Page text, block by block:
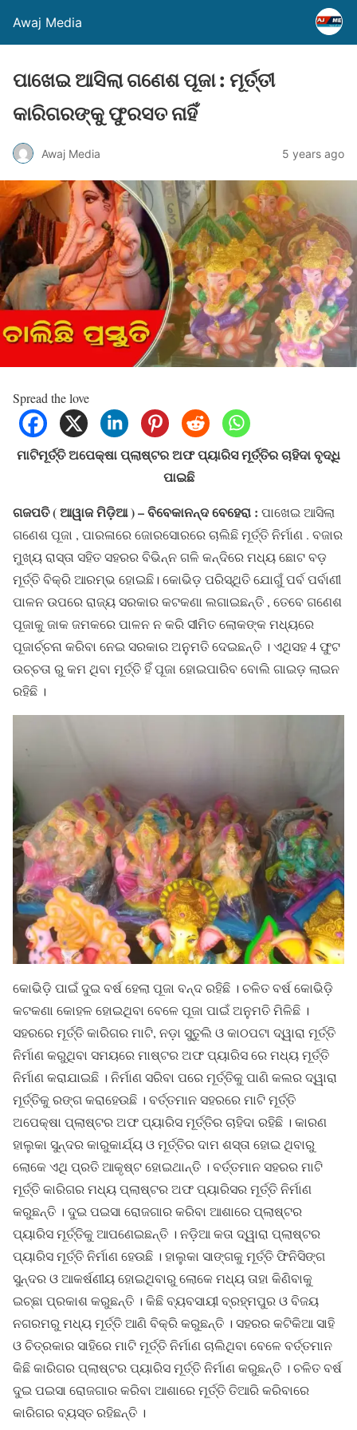
Awaj Media
ପାଖେଇ ଆସିଲା ଗଣେଶ ପୂଜା : ମୂର୍ତ୍ତୀ
କାରିଗରଙ୍କୁ ଫୁରସତ ନାହିଁ
Awaj Media 5 years ago
Spread the love
ମାଟିମୂର୍ତ୍ତି ଅପେକ୍ଷା ପ୍ଲାଷ୍ଟର ଅଫ ପ୍ୟାରିସ ମୂର୍ତ୍ତିର ଚାହିଦା ବୃଦ୍ଧି
ପାଇଛି
ଗଜପତି ( ଆୱାଜ ମିଡ଼ିଆ ) – ବିବେକାନନ୍ଦ ବେହେରା : ପାଖେଇ ଆସିଲା
ଗଣେଶ ପୂଜା , ପାରଳାରେ ଜୋରସୋରରେ ଚାଲିଛି ମୂର୍ତ୍ତି ନିର୍ମାଣ . ବଜାର
ମୁଖ୍ୟ ରାସ୍ତା ସହିତ ସହରର ବିଭିନ୍ନ ଗଳି କନ୍ଦିରେ ମଧ୍ୟ ଛୋଟ ବଡ଼
ମୂର୍ତ୍ତି ବିକ୍ରି ଆରମ୍ଭ ହୋଇଛି। କୋଭିଡ଼ ପରିସ୍ଥିତି ଯୋଗୁଁ ପର୍ବ ପର୍ବାଣୀ
ପାଳନ ଉପରେ ରାଜ୍ୟ ସରକାର କଟକଣା ଲଗାଇଛନ୍ତି , ତେବେ ଗଣେଶ
ପୂଜାକୁ ଜାକ ଜମକରେ ପାଳନ ନ କରି ସୀମିତ ଲୋକଙ୍କ ମଧ୍ୟରେ
ପୂଜାର୍ଚ୍ଚନା କରିବା ନେଇ ସରକାର ଅନୁମତି ଦେଇଛନ୍ତି । ଏଥିସହ 4 ଫୁଟ
ଉଚ୍ଚତା ରୁ କମ ଥିବା ମୂର୍ତ୍ତି ହିଁ ପୂଜା ହୋଇପାରିବ ବୋଲି ଗାଇଡ଼ ଲାଇନ
ରହିଛି ।
କୋଭିଡ଼ି ପାଇଁ ଦୁଇ ବର୍ଷ ହେଲା ପୂଜା ବନ୍ଦ ରହିଛି । ଚଳିତ ବର୍ଷ କୋଭିଡ଼ି
କଟକଣା କୋହଳ ହୋଇଥିବା ବେଳେ ପୂଜା ପାଇଁ ଅନୁମତି ମିଳିଛି ।
ସହରରେ ମୂର୍ତ୍ତି କାରିଗର ମାଟି, ନଡ଼ା ସୁତୁଲି ଓ କାଠପଟା ଦ୍ୱାରା ମୂର୍ତ୍ତି
ନିର୍ମାଣ କରୁଥିବା ସମୟରେ ମାଷ୍ଟର ଅଫ ପ୍ୟାରିସ ରେ ମଧ୍ୟ ମୂର୍ତ୍ତି
ନିର୍ମାଣ କରାଯାଇଛି । ନିର୍ମାଣ ସରିବା ପରେ ମୂର୍ତ୍ତିକୁ ପାଣି କଲର ଦ୍ୱାରା
ମୂର୍ତ୍ତିକୁ ରଙ୍ଗ କରାହେଉଛି । ବର୍ତ୍ତମାନ ସହରରେ ମାଟି ମୂର୍ତ୍ତି
ଅପେକ୍ଷା ପ୍ଲାଷ୍ଟର ଅଫ ପ୍ୟାରିସ ମୂର୍ତ୍ତିର ଚାହିଦା ରହିଛି । କାରଣ
ହାଲୁକା ସୁନ୍ଦର କାରୁକାର୍ଯ୍ୟ ଓ ମୂର୍ତ୍ତିର ଦାମ ଶସ୍ତା ହୋଇ ଥିବାରୁ
ଲୋକେ ଏଥି ପ୍ରତି ଆକୃଷ୍ଟ ହୋଇଥାନ୍ତି । ବର୍ତ୍ତମାନ ସହରର ମାଟି
ମୂର୍ତ୍ତି କାରିଗର ମଧ୍ୟ ପ୍ଲାଷ୍ଟର ଅଫ ପ୍ୟାରିସର ମୂର୍ତ୍ତି ନିର୍ମାଣ
କରୁଛନ୍ତି । ଦୁଇ ପଇସା ରୋଜଗାର କରିବା ଆଶାରେ ପ୍ଲାଷ୍ଟର
ପ୍ୟାରିସ ମୂର୍ତ୍ତିକୁ ଆପଣେଇଛନ୍ତି । ନଡ଼ିଆ କତା ଦ୍ୱାରା ପ୍ଲାଷ୍ଟର
ପ୍ୟାରିସ ମୂର୍ତ୍ତି ନିର୍ମାଣ ହେଉଛି । ହାଲୁକା ସାଙ୍ଗକୁ ମୂର୍ତ୍ତି ଫିନିସିଙ୍ଗ
ସୁନ୍ଦର ଓ ଆକର୍ଷଣୀୟ ହୋଇଥିବାରୁ ଲୋକେ ମଧ୍ୟ ତାହା କିଣିବାକୁ
ଇଚ୍ଛା ପ୍ରକାଶ କରୁଛନ୍ତି । କିଛି ବ୍ୟବସାୟୀ ବ୍ରହ୍ମପୁର ଓ ବିଜୟ
ନଗରମରୁ ମଧ୍ୟ ମୂର୍ତ୍ତି ଆଣି ବିକ୍ରି କରୁଛନ୍ତି । ସହରର କଟିକିଆ ସାହି
ଓ ଚିତ୍ରକାର ସାହିରେ ମାଟି ମୂର୍ତ୍ତି ନିର୍ମାଣ ଚାଲିଥିବା ବେଳେ ବର୍ତ୍ତମାନ
କିଛି କାରିଗର ପ୍ଲାଷ୍ଟର ପ୍ୟାରିସ ମୂର୍ତ୍ତି ନିର୍ମାଣ କରୁଛନ୍ତି । ଚଳିତ ବର୍ଷ
ଦୁଇ ପଇସା ରୋଜଗାର କରିବା ଆଶାରେ ମୂର୍ତ୍ତି ତିଆରି କରିବାରେ
କାରିଗର ବ୍ୟସ୍ତ ରହିଛନ୍ତି ।